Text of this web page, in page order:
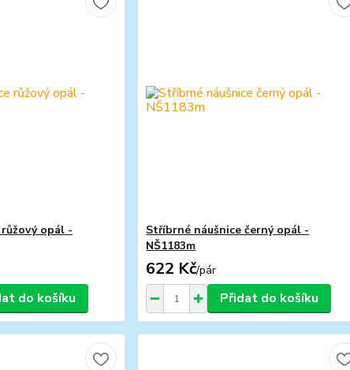
opál -
do košíku
Stříbrné náušnice černý opál -
NŠ1183m
622 Kč/pár
Přidat do košíku